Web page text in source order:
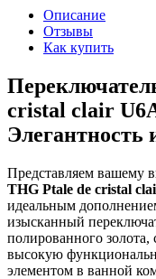
Описание
Отзывы
Как купить
cristal clair
Представляем вашему
THG Ptale de cristal
идеальным
изысканный
полированного золота,
высокую
элементом в ванной